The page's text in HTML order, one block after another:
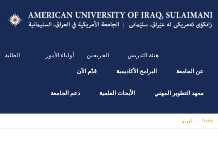
main
content
الطلبة أولياء الأمور الخريجين هيئة التدريس
عن الجامعة البرامج الأكاديمية قدّم الآن
معهد التطوير المهني الأبحاث العلمية دعم الجامعة
English كوردى